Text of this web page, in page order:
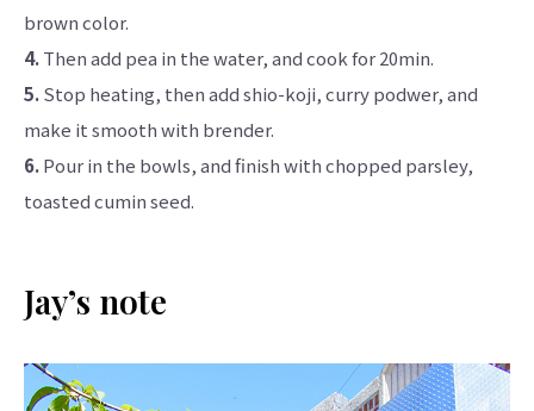
brown color.
4.Then add pea in the water, and cook for 20min.
5.Stop heating, then add shio-koji, curry podwer, and
make it smooth with brender.
6.Pour in the bowls, and finish with chopped parsley,
toasted cumin seed.
Jay’s note